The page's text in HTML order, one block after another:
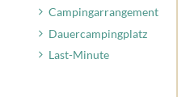
Campingarrangement
Dauercampingplatz
Last-Minute